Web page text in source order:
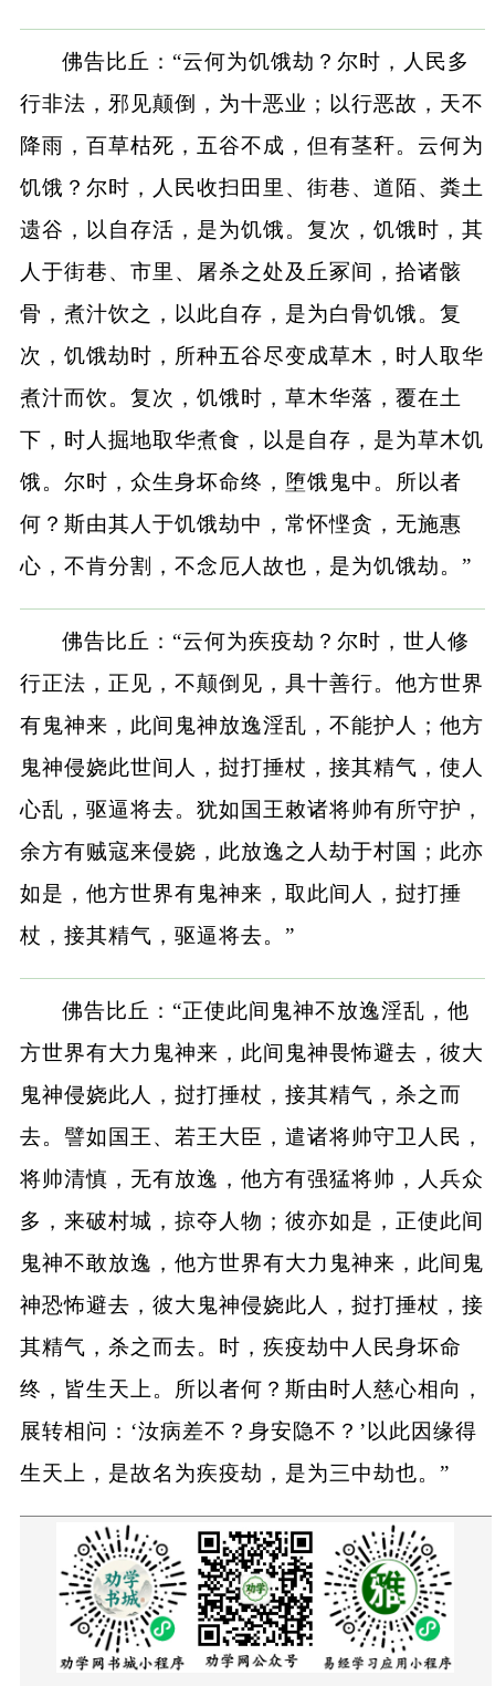
佛告比丘：“云何为饥饿劫？尔时，人民多
行非法，邪见颠倒，为十恶业；以行恶故，天不
降雨，百草枯死，五谷不成，但有茎秆。云何为
饥饿？尔时，人民收扫田里、街巷、道陌、粪土
遗谷，以自存活，是为饥饿。复次，饥饿时，其
人于街巷、市里、屠杀之处及丘冢间，拾诸骸
骨，煮汁饮之，以此自存，是为白骨饥饿。复
次，饥饿劫时，所种五谷尽变成草木，时人取华
煮汁而饮。复次，饥饿时，草木华落，覆在土
下，时人掘地取华煮食，以是自存，是为草木饥
饿。尔时，众生身坏命终，堕饿鬼中。所以者
何？斯由其人于饥饿劫中，常怀悭贪，无施惠
心，不肯分割，不念厄人故也，是为饥饿劫。”
佛告比丘：“云何为疾疫劫？尔时，世人修
行正法，正见，不颠倒见，具十善行。他方世界
有鬼神来，此间鬼神放逸淫乱，不能护人；他方
鬼神侵娆此世间人，挝打捶杖，接其精气，使人
心乱，驱逼将去。犹如国王敕诸将帅有所守护，
余方有贼寇来侵娆，此放逸之人劫于村国；此亦
如是，他方世界有鬼神来，取此间人，挝打捶
杖，接其精气，驱逼将去。”
佛告比丘：“正使此间鬼神不放逸淫乱，他
方世界有大力鬼神来，此间鬼神畏怖避去，彼大
鬼神侵娆此人，挝打捶杖，接其精气，杀之而
去。譬如国王、若王大臣，遣诸将帅守卫人民，
将帅清慎，无有放逸，他方有强猛将帅，人兵众
多，来破村城，掠夺人物；彼亦如是，正使此间
鬼神不敢放逸，他方世界有大力鬼神来，此间鬼
神恐怖避去，彼大鬼神侵娆此人，挝打捶杖，接
其精气，杀之而去。时，疾疫劫中人民身坏命
终，皆生天上。所以者何？斯由时人慈心相向，
展转相问：‘汝病差不？身安隐不？’以此因缘得
生天上，是故名为疾疫劫，是为三中劫也。”